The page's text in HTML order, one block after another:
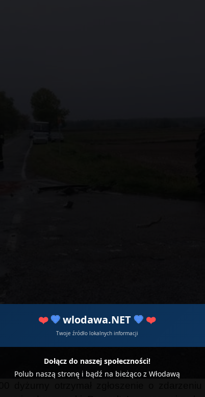
❤️ 💙wlodawa.NET 💙 ❤️
Twoje źródło lokalnych informacji
Dołącz do naszej społeczności!
Polub naszą stronę i bądź na bieżąco z Włodawą
dyżurny otrzymał zgłoszenie o